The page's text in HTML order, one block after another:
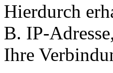
Hierdurch
B. IP-
Ihre